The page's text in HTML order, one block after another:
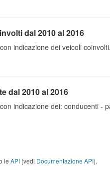
dal 2010 al 2016
indicazione dei veicoli coinvolti.
dal 2010 al 2016
indicazione dei: conducenti -
le API (vedi Documentazione API).